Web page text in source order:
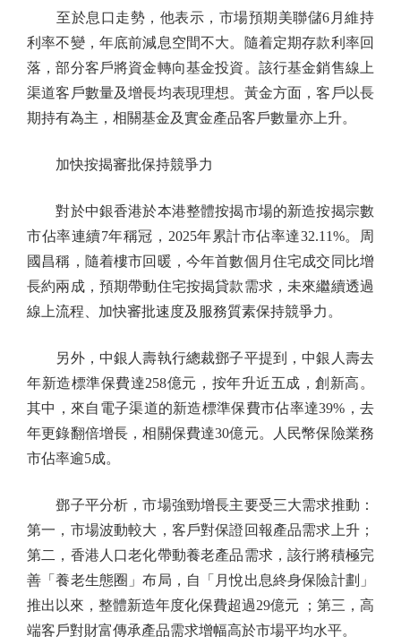
至於息口走勢，他表示，市場預期美聯儲6月維持
利率不變，年底前減息空間不大。隨着定期存款利率回
落，部分客戶將資金轉向基金投資。該行基金銷售線上
渠道客戶數量及增長均表現理想。黃金方面，客戶以長
期持有為主，相關基金及實金產品客戶數量亦上升。
加快按揭審批保持競爭力
對於中銀香港於本港整體按揭市場的新造按揭宗數
市佔率連續7年稱冠，2025年累計市佔率達32.11%。周
國昌稱，隨着樓市回暖，今年首數個月住宅成交同比增
長約兩成，預期帶動住宅按揭貸款需求，未來繼續透過
線上流程、加快審批速度及服務質素保持競爭力。
另外，中銀人壽執行總裁鄧子平提到，中銀人壽去
年新造標準保費達258億元，按年升近五成，創新高。
其中，來自電子渠道的新造標準保費市佔率達39%，去
年更錄翻倍增長，相關保費達30億元。人民幣保險業務
市佔率逾5成。
鄧子平分析，市場強勁增長主要受三大需求推動：
第一，市場波動較大，客戶對保證回報產品需求上升；
第二，香港人口老化帶動養老產品需求，該行將積極完
善「養老生態圈」布局，自「月悅出息終身保險計劃」
推出以來，整體新造年度化保費超過29億元 ；第三，高
端客戶對財富傳承產品需求增幅高於市場平均水平。